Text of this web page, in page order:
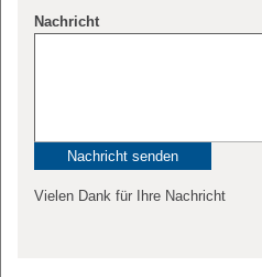
Nachricht
Vielen Dank für Ihre Nachricht